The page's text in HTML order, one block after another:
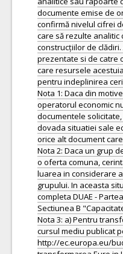
documente emise de
confirmă nivelul cifrei
care să rezulte
construcțiilor de
prezentate si de catre
care resursele
pentru indeplinirea
Nota 1: Daca din
operatorul economic
documentele
dovada situatiei sale
orice alt document
Nota 2: Daca un grup
o oferta comuna,
luarea in considerare
grupului. In aceasta
completa DUAE -
Sectiunea B
Nota 3: a) Pentru
cursul mediu publicat
http://ec.europa.eu/